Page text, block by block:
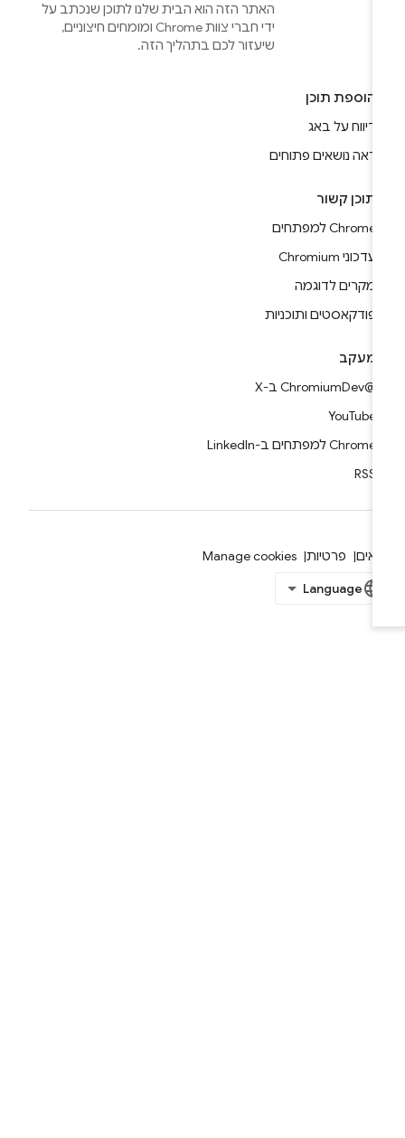
האתר הזה הוא הבית שלנו לתוכן שנכתב על
ידי חברי צוות Chrome ומומחים חיצוניים,
שיעזור לכם בתהליך הזה.
הוספת תוכן
דיווח על באג
ראה נושאים פתוחים
תוכן קשור
Chrome למפתחים
עדכוני Chromium
מקרים לדוגמה
פודקאסטים ותוכניות
מעקב
YouTube
Chrome למפתחים ב-LinkedIn
פרטיות Manage cookies